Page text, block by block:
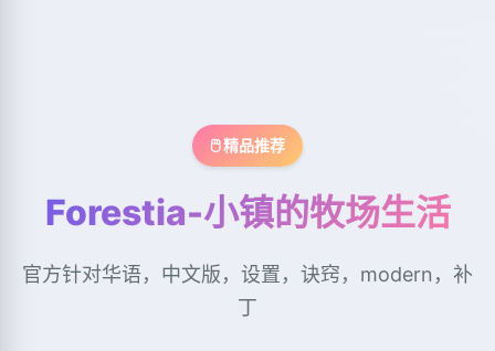
🖱️ 精品推荐
Forestia-小镇的牧场生活
官方针对华语，中文版，设置，诀窍，modern，补
丁